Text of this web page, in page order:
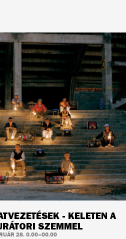
- KELETEN A
SZEMMEL
28. 0.00–00.00